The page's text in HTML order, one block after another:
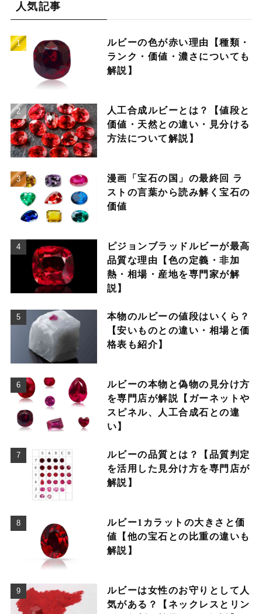
人気記事
ルビーの色が赤い理由【種類・
ランク・価値・濃さについても
解説】
人工合成ルビーとは？【値段と
価値・天然との違い・見分ける
方法について解説】
漫画「宝石の国」の最終回 ラ
ストの言葉から読み解く宝石の
価値
ピジョンブラッドルビーが最高
品質な理由【色の定義・非加
熱・相場・産地を専門家が解
説】
本物のルビーの値段はいくら？
【安いものとの違い・相場と価
格表も紹介】
ルビーの本物と偽物の見分け方
を専門店が解説【ガーネットや
スピネル、人工合成石との違
い】
ルビーの品質とは？【品質判定
を活用した見分け方を専門店が
解説】
ルビー1カラットの大きさと価
値【他の宝石との比重の違いも
解説】
ルビーは女性のお守りとして人
気がある？【ネックレスとリン